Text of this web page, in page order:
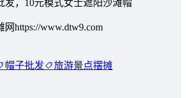
https://www.dtw9.com
帽子批发 旅游景点摆摊